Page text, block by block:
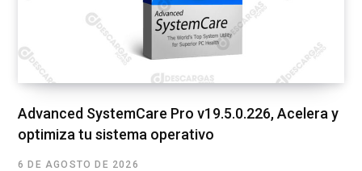
Advanced SystemCare Pro v19.5.0.226, Acelera y
optimiza tu sistema operativo
6 DE AGOSTO DE 2026